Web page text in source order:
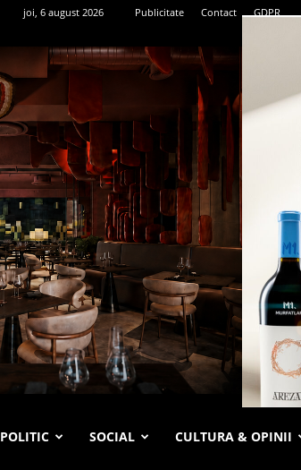
joi, 6 august 2026 Publicitate Contact GDPR
POLITIC SOCIAL CULTURA & OPINII